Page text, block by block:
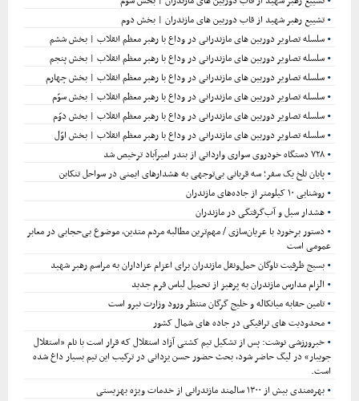
تشییع رهبر شهید از قاب دوربین های مازندران | بخش دوم
سلسله تصاویر دوربین های مازندرانی در وداع با رهبر معظم انقلاب | بخش ششم
سلسله تصاویر دوربین های مازندرانی در وداع با رهبر معظم انقلاب | بخش پنجم
سلسله تصاویر دوربین های مازندرانی در وداع با رهبر معظم انقلاب | بخش چهارم
سلسله تصاویر دوربین های مازندرانی در وداع با رهبر معظم انقلاب | بخش سوّم
سلسله تصاویر دوربین های مازندرانی در وداع با رهبر معظم انقلاب | بخش دوّم
سلسله تصاویر دوربین های مازندرانی در وداع با رهبر معظم انقلاب | بخش اوّل
۷۲۸ دستگاه خودروی سواری وارداتی از بندر امیرآباد ترخیص شد
پایان تلخ یک سفر؛ سه قربانی بی‌توجهی به هشدارهای ایمنی در سواحل تنکابن
روشنایی ۱۰ کیلومتر از جاده‌های مازندران
هشدار سیل و آب‌گرفتگی در مازندران
دستور برخورد با عریان‌سازی / مهم‌ترین مطالبه مردم متدین، موضوع بی‌حجابی در معابر
عمومی است
بسیج ظرفیت ناوگان حمل‌ونقل مازندران برای اعزام عزاداران به مراسم رهبر شهید
الزام مدارس مازندران به پرهیز از تحمیل لباس فرم جدید
تامین حقابه میانکاله و خلیج گرگان منتظر ورود وزارت نیرو است
محدودیت های ترافیکی در جاده های شمال کشور
خبرورزشی نوشت: پس از تشکیل تیم کشتی آزاد استقلال که قرار است با نام «استقلال
جویبار» در لیگ حاضر شود، بحث حضور حسن یزدانی در ترکیب این تیم بسیار داغ شده
است.
بهره‌مندی بیش از ۱۳۰۰ سالمند مازندرانی از خدمات ویژه بهزیستی